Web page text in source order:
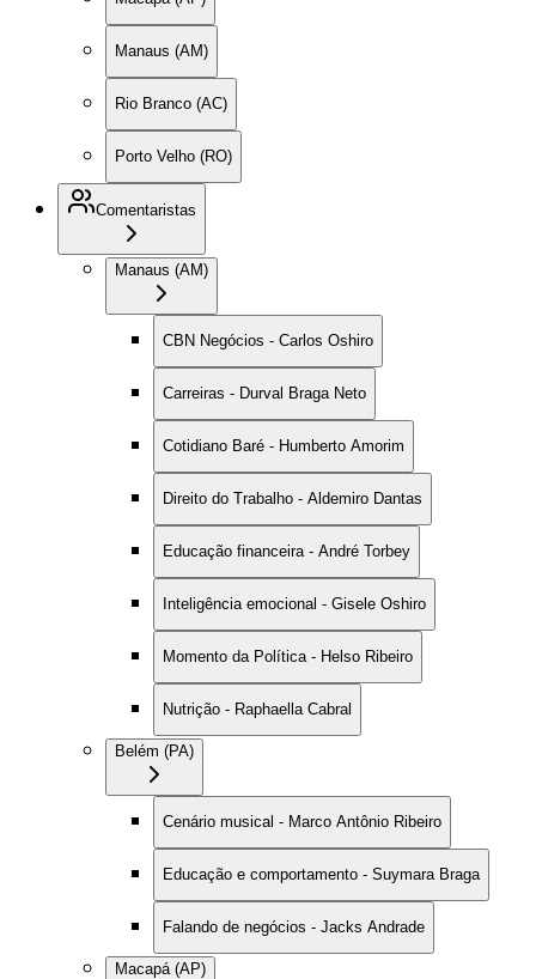
Manaus (AM)
Rio Branco (AC)
Porto Velho (RO)
Comentaristas
Manaus (AM)
CBN Negócios - Carlos Oshiro
Carreiras - Durval Braga Neto
Cotidiano Baré - Humberto Amorim
Direito do Trabalho - Aldemiro Dantas
Educação financeira - André Torbey
Inteligência emocional - Gisele Oshiro
Momento da Política - Helso Ribeiro
Nutrição - Raphaella Cabral
Belém (PA)
Cenário musical - Marco Antônio Ribeiro
Educação e comportamento - Suymara Braga
Falando de negócios - Jacks Andrade
Macapá (AP)